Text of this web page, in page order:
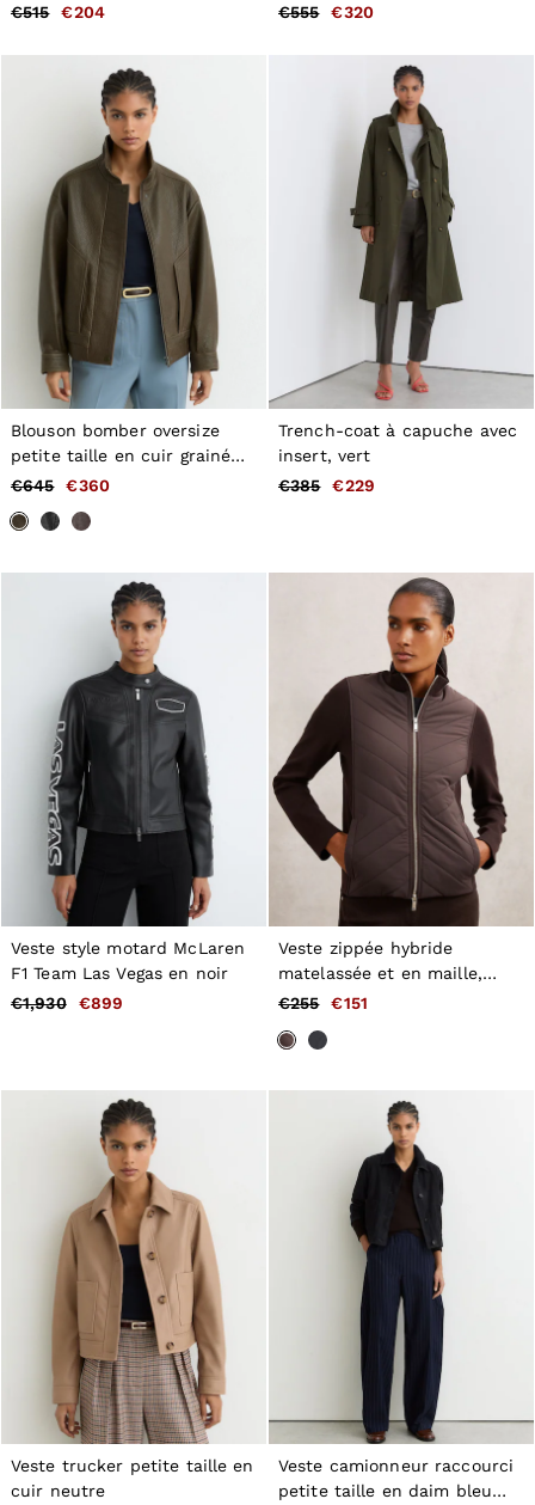
noir
€515 €204
châtaigne
€555 €320
Blouson bomber oversize
petite taille en cuir grainé
vert kaki
€645 €360
Trench-coat à capuche avec
insert, vert
€385
€229
Veste style motard McLaren
F1 Team Las Vegas en noir
€1,930
€899
Veste zippée hybride
matelassée et en maille,
marron chocolat
€255 €151
Veste trucker petite taille en
cuir neutre
Veste camionneur raccourci
petite taille en daim bleu